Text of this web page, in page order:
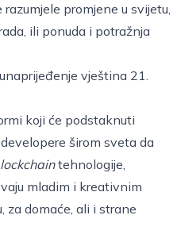
promjene u svijetu,
ili ponuda i potražnja
vještina 21.
koji će podstaknuti
širom sveta da
tehnologije,
mladim i kreativnim
za domaće, ali i strane